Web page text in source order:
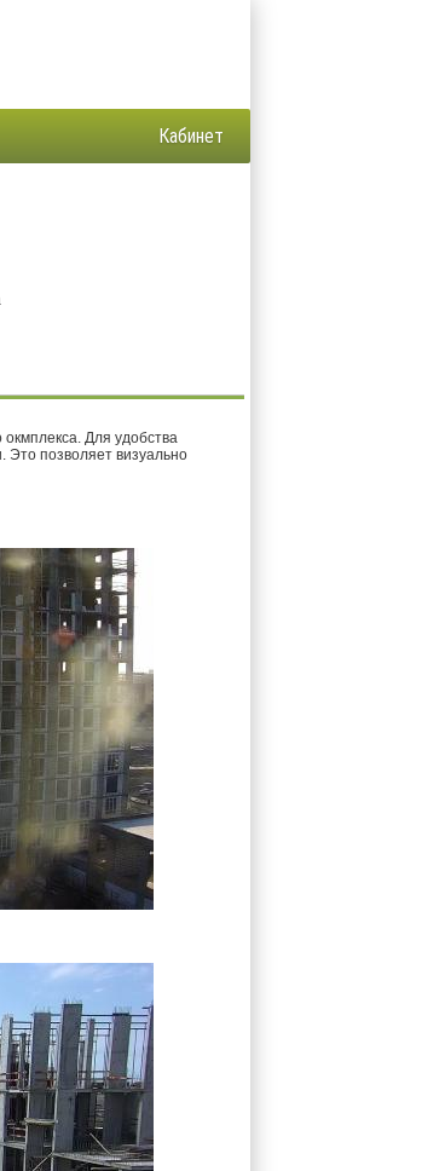
Кабинет
Для удобства
Это позволяет визуально